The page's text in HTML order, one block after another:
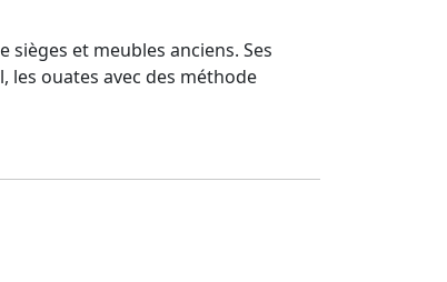
et meubles anciens. Ses
les ouates avec des méthode